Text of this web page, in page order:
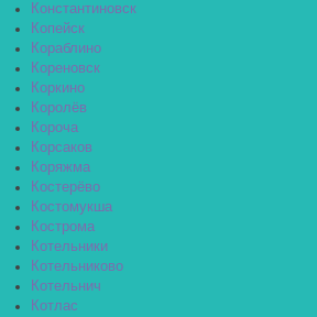
Константиновск
Копейск
Кораблино
Кореновск
Коркино
Королёв
Короча
Корсаков
Коряжма
Костерёво
Костомукша
Кострома
Котельники
Котельниково
Котельнич
Котлас